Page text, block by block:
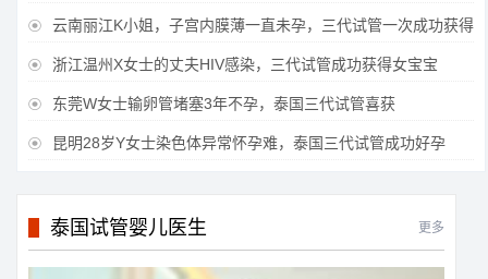
 云南丽江K小姐，子宫内膜薄一直未孕，三代试管一次成功获得
 浙江温州X女士的丈夫HIV感染，三代试管成功获得女宝宝
 东莞W女士输卵管堵塞3年不孕，泰国三代试管喜获
 昆明28岁Y女士染色体异常怀孕难，泰国三代试管成功好孕
泰国试管婴儿医生 更多